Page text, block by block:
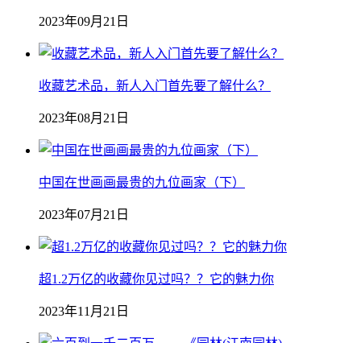
2023年09月21日
收藏艺术品，新人入门首先要了解什么？
2023年08月21日
中国在世画画最贵的九位画家（下）
2023年07月21日
超1.2万亿的收藏你见过吗？？它的魅力你
2023年11月21日